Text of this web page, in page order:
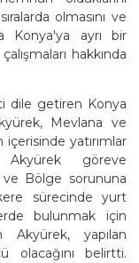
olmasını ve
Konya'ya ayrı bir
hakkında
dile getiren Konya
Mevlana ve
içerisinde yatırımlar
göreve
Bölge sorununa
sürecinde yurt
bulunmak için
Akyürek, yapılan
olacağını belirtti.